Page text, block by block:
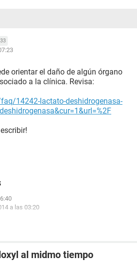
orientar el daño de algún órgano
a la clínica. Revisa:
14242-lactato-deshidrogenasa-
a las 03:20
al midmo tiempo